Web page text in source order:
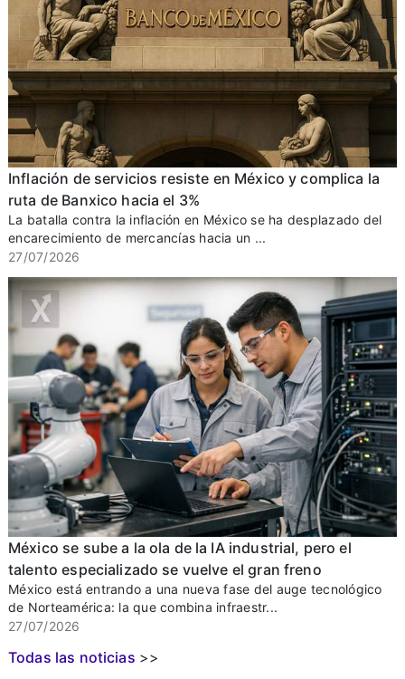
Inflación de servicios resiste en México y complica la
ruta de Banxico hacia el 3%
La batalla contra la inflación en México se ha desplazado del
encarecimiento de mercancías hacia un ...
27/07/2026
México se sube a la ola de la IA industrial, pero el
talento especializado se vuelve el gran freno
México está entrando a una nueva fase del auge tecnológico
de Norteamérica: la que combina infraestr...
27/07/2026
Todas las noticias >>